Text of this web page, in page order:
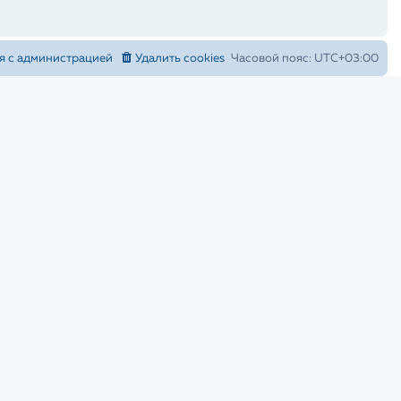
Часовой пояс: UTC+03:00
Удалить cookies
с администрацией